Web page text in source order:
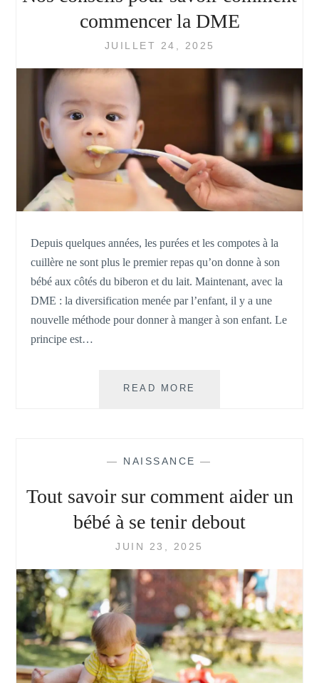
commencer la DME
JUILLET 24, 2025
Depuis quelques années, les purées et les compotes à la
cuillère ne sont plus le premier repas qu’on donne à son
bébé aux côtés du biberon et du lait. Maintenant, avec la
DME : la diversification menée par l’enfant, il y a une
nouvelle méthode pour donner à manger à son enfant. Le
principe est…
READ MORE
COMMENCER
DME
— NAISSANCE —
Tout savoir sur comment aider un
bébé à se tenir debout
JUIN 23, 2025